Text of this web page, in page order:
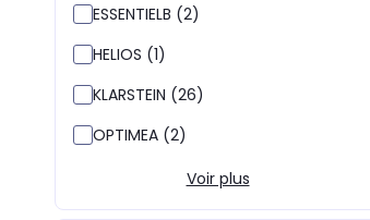
ESSENTIELB (2)
HELIOS (1)
KLARSTEIN (26)
OPTIMEA (2)
Voir plus